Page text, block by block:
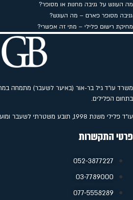
מה העונש על גניבה מחנות או מסופר?
גניבה מסופר פארם – מה העונש?
מחיקת רישום פלילי – מתי זה אפשרי?
משרד עו"ד גיל בר-אור (באיער לשעבר) מתמחה במתן
בתחום הפלילים.
עו"ד פלילי משנת 1998, תובע משטרתי לשעבר ומועמד למשרת שופט בשנת 2009.
פרטי התקשרות
052-3877227
‭03-7789000
077-5558289